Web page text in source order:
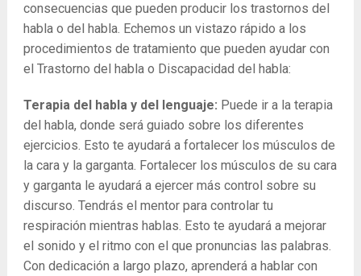
consecuencias que pueden producir los trastornos del
habla o del habla. Echemos un vistazo rápido a los
procedimientos de tratamiento que pueden ayudar con
el Trastorno del habla o Discapacidad del habla:
Terapia del habla y del lenguaje: Puede ir a la terapia
del habla, donde será guiado sobre los diferentes
ejercicios. Esto te ayudará a fortalecer los músculos de
la cara y la garganta. Fortalecer los músculos de su cara
y garganta le ayudará a ejercer más control sobre su
discurso. Tendrás el mentor para controlar tu
respiración mientras hablas. Esto te ayudará a mejorar
el sonido y el ritmo con el que pronuncias las palabras.
Con dedicación a largo plazo, aprenderá a hablar con